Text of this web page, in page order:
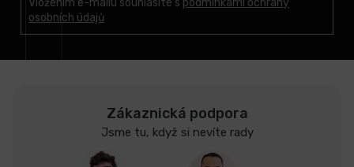
osobních údajů
Zákaznická podpora
Jsme tu, když si nevíte rady